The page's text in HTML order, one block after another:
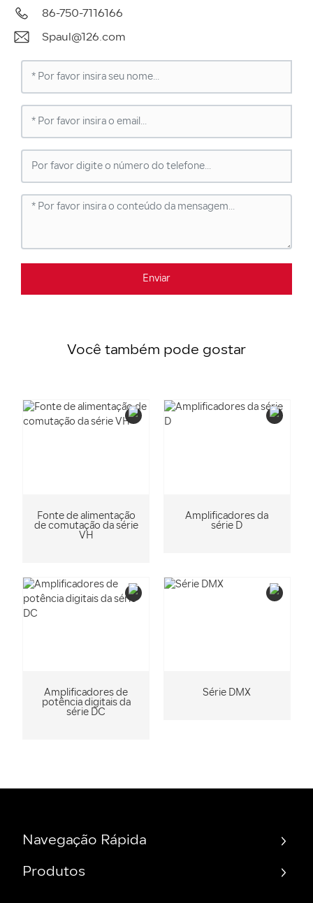
86-750-7116166
Spaul@126.com
Enviar
Você também pode gostar
Fonte de alimentação
de comutação da série
VH
Amplificadores da
série D
Amplificadores de
potência digitais da
série DC
Série DMX
Navegação Rápida
Produtos